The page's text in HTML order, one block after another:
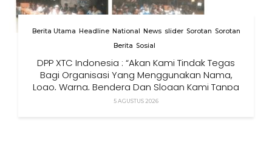
Berita Utama Headline National News slider Sorotan Sorotan
Berita Sosial
DPP XTC Indonesia : “Akan Kami Tindak Tegas
Bagi Organisasi Yang Menggunakan Nama,
Logo, Warna, Bendera Dan Slogan Kami Tanpa
Izin”
5 AGUSTUS 2026